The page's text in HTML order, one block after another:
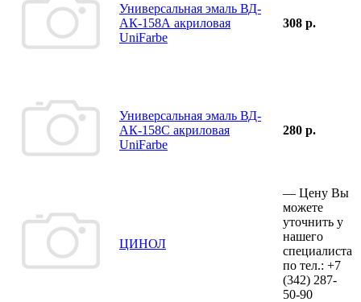
Универсальная эмаль ВД-
АК-158А акриловая
UniFarbe
308 р.
Универсальная эмаль ВД-
АК-158С акриловая
UniFarbe
280 р.
ЦИНОЛ
— Цену Вы
можете
уточнить у
нашего
специалиста
по тел.: +7
(342) 287-
50-90